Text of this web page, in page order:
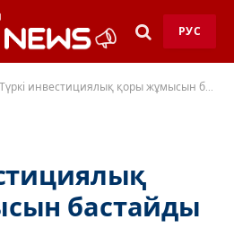
РУС
Түркі инвестициялық қоры жұмысын бастайды
бастайды